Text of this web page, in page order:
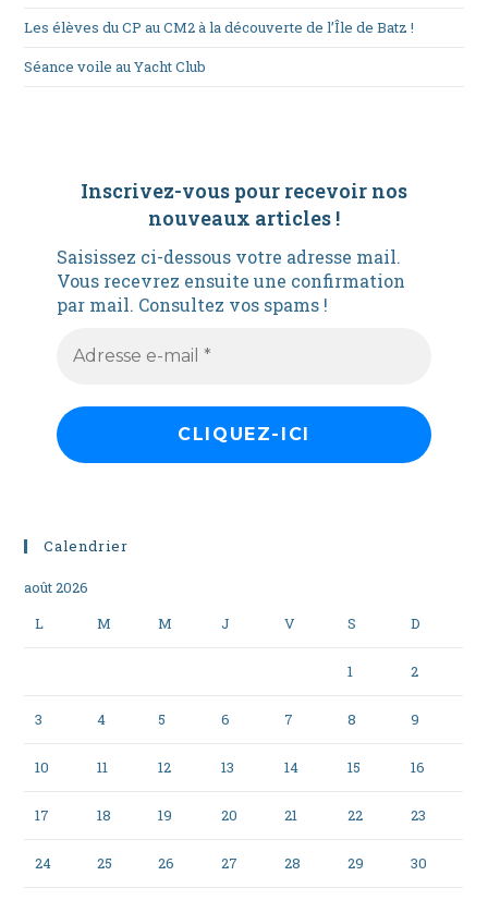
Les élèves du CP au CM2 à la découverte de l’Île de Batz !
Séance voile au Yacht Club
Inscrivez-vous pour recevoir nos
nouveaux articles !
Saisissez ci-dessous votre adresse mail.
Vous recevrez ensuite une confirmation
par mail. Consultez vos spams !
Calendrier
août 2026
L
M M J V S D
1 2
3 4 5 6 7 8 9
10 11 12 13 14 15 16
17 18 19 20 21 22 23
24 25 26 27 28 29 30